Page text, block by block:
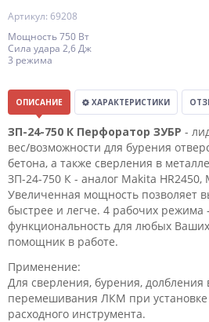
Артикул: 69208
Мощность 750 Вт
Сила удара 2,6 Дж
3 режима
ОПИСАНИЕ ХАРАКТЕРИСТИКИ
ЗП-24-750 К Перфоратор ЗУБР -
вес/возможности для бурения
бетона, а также сверления в
ЗП-24-750 К - аналог Makita HR2450,
Увеличенная мощность позволяет
быстрее и легче. 4 рабочих режима
функциональность для любых
помощник в работе.
Применение:
Для сверления, бурения, долбления
перемешивания ЛКМ при установке
расходного инструмента.